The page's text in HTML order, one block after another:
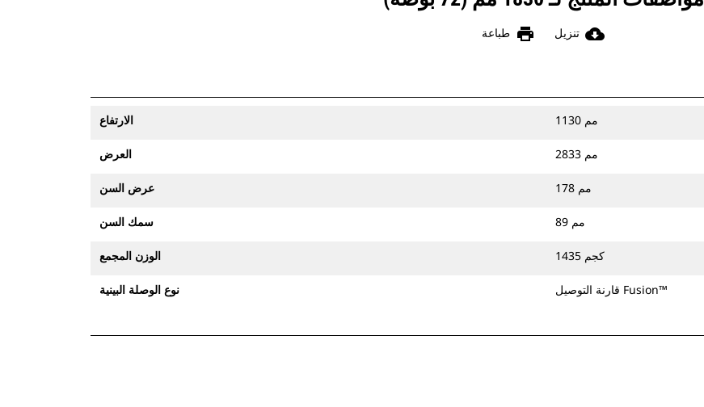
cloud_download تنزيل print طباعة
الارتفاع 1130 مم
العرض 2833 مم
عرض السن 178 مم
سمك السن 89 مم
الوزن المجمع 1435 كجم
نوع الوصلة البينية قارنة التوصيل Fusion™‎